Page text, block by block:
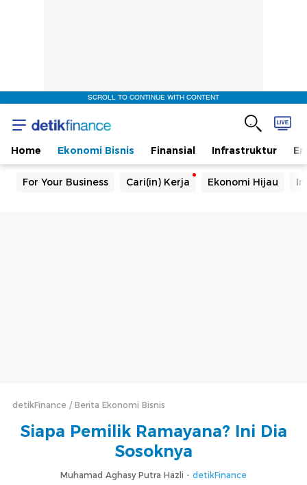
SCROLL TO CONTINUE WITH CONTENT
Home Ekonomi Bisnis Finansial Infrastruktur
For Your Business Cari(in) Kerja Ekonomi Hijau
detikFinance Berita Ekonomi Bisnis
Siapa Pemilik Ramayana? Ini Dia
Sosoknya
Muhamad Aghasy Putra Hazli - detikFinance